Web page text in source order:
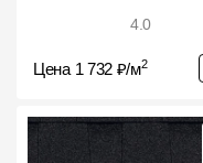
4.0
Цена 1 732 ₽/м2